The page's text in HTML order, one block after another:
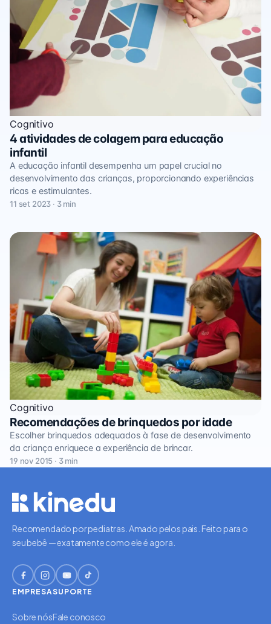
Cognitivo
4 atividades de colagem para educação
infantil
A educação infantil desempenha um papel crucial no
desenvolvimento das crianças, proporcionando experiências
ricas e estimulantes.
11 set 2023 · 3 min
Cognitivo
Recomendações de brinquedos por idade
Escolher brinquedos adequados à fase de desenvolvimento
da criança enriquece a experiência de brincar.
19 nov 2015 · 3 min
Recomendado por pediatras. Amado pelos pais. Feito para o
seu bebê — exatamente como ele é agora.
EMPRESA
Sobre nós
SUPORTE
Fale conosco